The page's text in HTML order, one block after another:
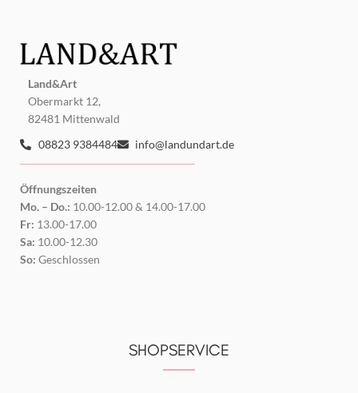
Land&Art
Obermarkt 12,
82481 Mittenwald
08823 9384484
info@landundart.de
Öffnungszeiten
Mo. – Do.: 10.00-12.00 & 14.00-17.00
Fr: 13.00-17.00
Sa: 10.00-12.30
So: Geschlossen
SHOPSERVICE